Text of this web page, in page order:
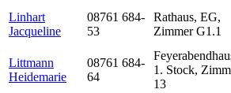
Linhart
Jacqueline
08761 684-
53
Rathaus, EG,
Zimmer G1.1
Littmann
Heidemarie
08761 684-
64
1. Stock,
13